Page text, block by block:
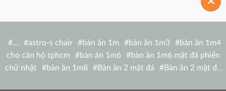
#… #astro-s chair #bàn ăn 1m #bàn ăn 1m3 #bàn ăn 1m4
cho căn hộ tphcm
#bàn ăn 1m6 #bàn ăn 1m6 mặt đá phiến
chữ nhật
#bàn ăn 1m8 #Bàn ăn 2 mặt đá #Bàn ăn 2 mặt đá